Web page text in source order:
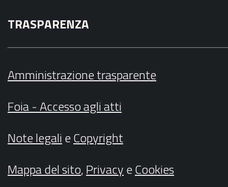
TRASPARENZA
Amministrazione trasparente
Foia - Accesso agli atti
Note legalieCopyright
Mappa del sito,PrivacyeCookies